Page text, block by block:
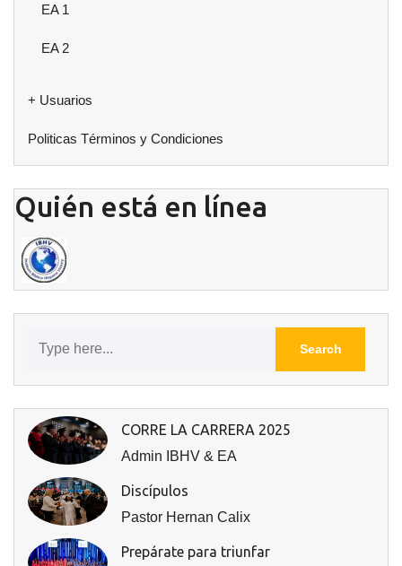
EA 1
EA 2
+ Usuarios
Politicas Términos y Condiciones
Quién está en línea
CORRE LA CARRERA 2025
Admin IBHV & EA
Discípulos
Pastor Hernan Calix
Prepárate para triunfar